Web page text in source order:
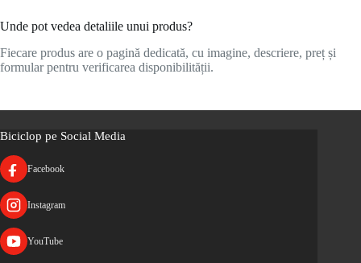
Unde pot vedea detaliile unui produs?
Fiecare produs are o pagină dedicată, cu imagine, descriere, preț și
formular pentru verificarea disponibilității.
Biciclop pe Social Media
Facebook
Instagram
YouTube